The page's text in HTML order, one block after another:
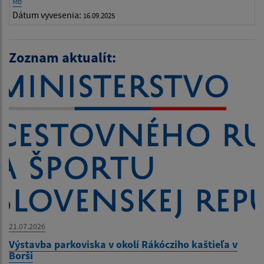
Dátum vyvesenia: 16.09.2025
Zoznam aktualít:
21.07.2026
Výstavba parkoviska v okolí Rákócziho kaštieľa v
Borši